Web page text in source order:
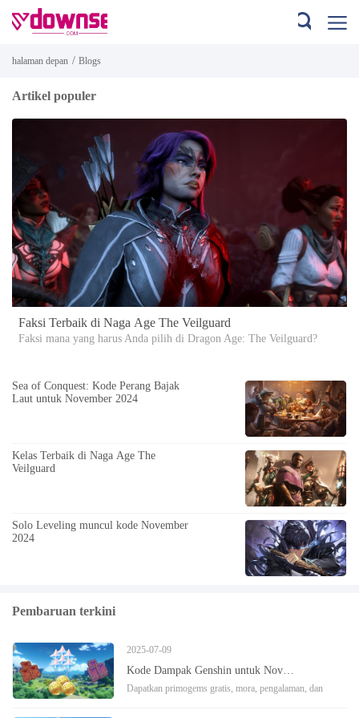
halaman depan / Blogs
Artikel populer
Faksi Terbaik di Naga Age The Veilguard
Faksi mana yang harus Anda pilih di Dragon Age: The Veilguard?
Sea of ​​Conquest: Kode Perang Bajak
Laut untuk November 2024
Kelas Terbaik di Naga Age The
Veilguard
Solo Leveling muncul kode November
2024
Pembaruan terkini
2025-07-09
Kode Dampak Genshin untuk November 2024 dan Cara Menebusnya
Dapatkan primogems gratis, mora, pengalaman, dan